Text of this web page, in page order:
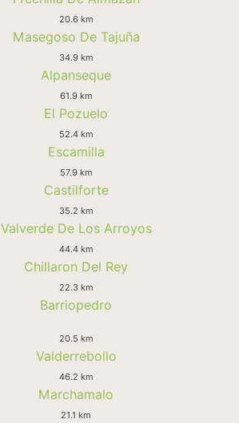
20.6 km
Masegoso De Tajuña
34.9 km
Alpanseque
61.9 km
El Pozuelo
52.4 km
Escamilla
57.9 km
Castilforte
35.2 km
Valverde De Los Arroyos
44.4 km
Chillaron Del Rey
22.3 km
Barriopedro
20.5 km
Valderrebollo
46.2 km
Marchamalo
21.1 km